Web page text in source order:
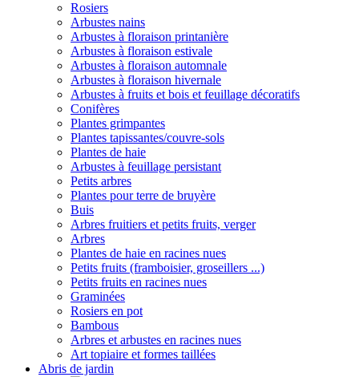
Rosiers
Arbustes nains
Arbustes à floraison printanière
Arbustes à floraison estivale
Arbustes à floraison automnale
Arbustes à floraison hivernale
Arbustes à fruits et bois et feuillage décoratifs
Conifères
Plantes grimpantes
Plantes tapissantes/couvre-sols
Plantes de haie
Arbustes à feuillage persistant
Petits arbres
Plantes pour terre de bruyère
Buis
Arbres fruitiers et petits fruits, verger
Arbres
Plantes de haie en racines nues
Petits fruits (framboisier, groseillers ...)
Petits fruits en racines nues
Graminées
Rosiers en pot
Bambous
Arbres et arbustes en racines nues
Art topiaire et formes taillées
Abris de jardin